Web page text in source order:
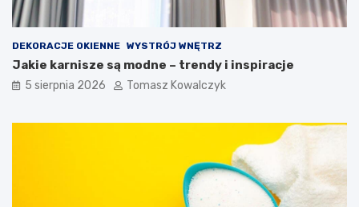
DEKORACJE OKIENNE WYSTRÓJ WNĘTRZ
Jakie karnisze są modne – trendy i inspiracje
5 sierpnia 2026 Tomasz Kowalczyk